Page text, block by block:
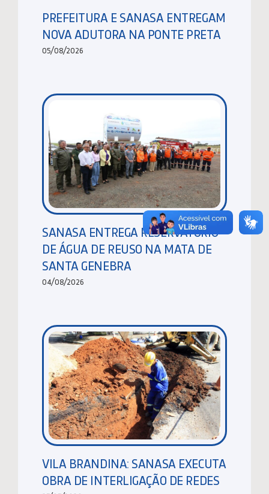
PREFEITURA E SANASA ENTREGAM
NOVA ADUTORA NA PONTE PRETA
05/08/2026
SANASA ENTREGA RESERVATÓRIO
DE ÁGUA DE REUSO NA MATA DE
SANTA GENEBRA
04/08/2026
VILA BRANDINA: SANASA EXECUTA
OBRA DE INTERLIGAÇÃO DE REDES